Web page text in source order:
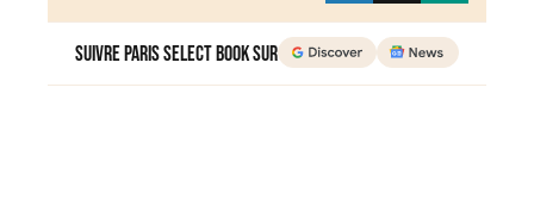
Suivre Paris Select Book sur